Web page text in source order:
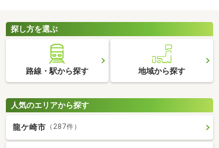
探し方を選ぶ
路線・駅から探す 地域から探す
人気のエリアから探す
龍ケ崎市 （287件）